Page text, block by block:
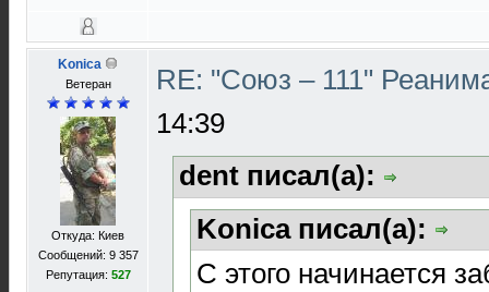
Konica
Ветеран
Откуда: Киев
Сообщений: 9 357
Репутация: 527
RE: "Союз – 111"
14:39
dent писал(а):
Konica писал(а):
С этого начинается